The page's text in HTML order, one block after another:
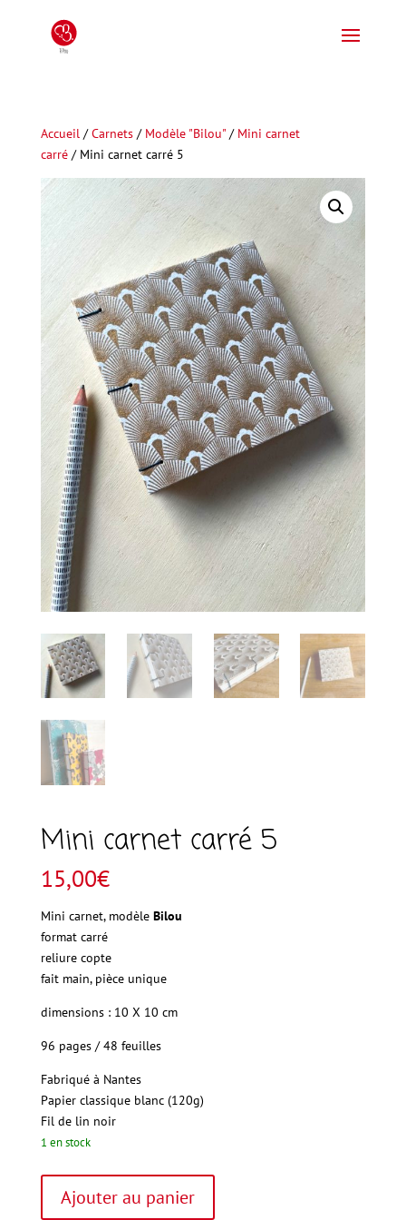
Accueil/Carnets/ Modèle "Bilou"/ Mini carnet
carré/ Mini carnet carré 5
Mini carnet carré 5
15,00€
Mini carnet, modèle Bilou
format carré
reliure copte
fait main, pièce unique
dimensions : 10 X 10 cm
96 pages / 48 feuilles
Fabriqué à Nantes
Papierclassique blanc (120g)
Filde lin noir
1 en stock
Ajouter au panier